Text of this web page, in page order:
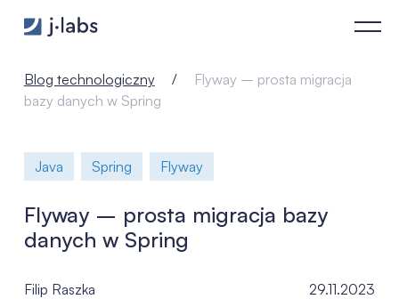
Flyway – prosta migracja bazy danych w Spring - j‑labs
Blog technologiczny
Flyway – prosta migracja
bazy danych w Spring
Java Spring Flyway
Flyway – prosta migracja bazy
danych w Spring
Filip Raszka 29.11.2023